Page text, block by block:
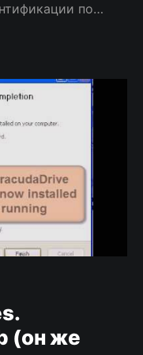
по
(он же